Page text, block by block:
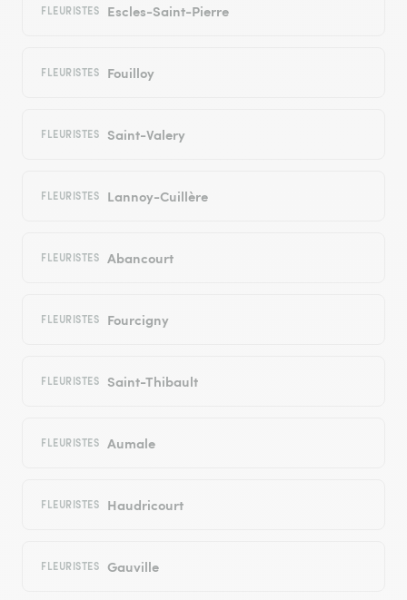
FLEURISTES Escles-Saint-Pierre
FLEURISTES Fouilloy
FLEURISTES Saint-Valery
FLEURISTES Lannoy-Cuillère
FLEURISTES Abancourt
FLEURISTES Fourcigny
FLEURISTES Saint-Thibault
FLEURISTES Aumale
FLEURISTES Haudricourt
FLEURISTES Gauville